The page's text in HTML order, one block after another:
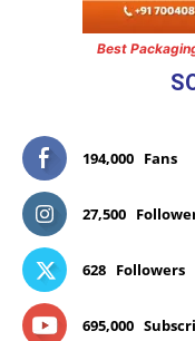
Best
194,000 Fans
27,500
628 Followers
695,000